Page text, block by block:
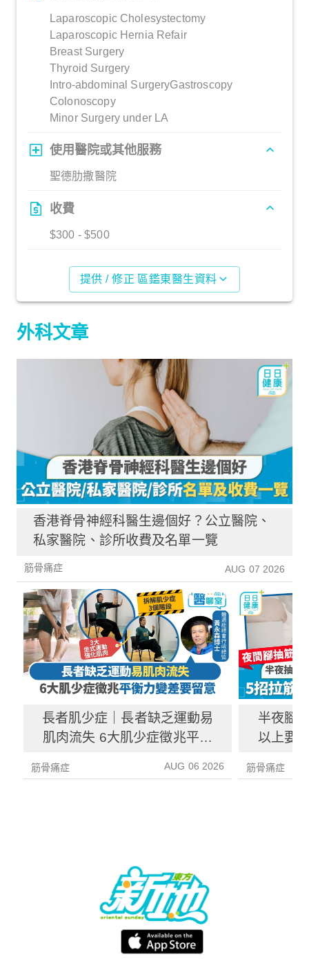
Laparoscopic Cholesystectomy
Laparoscopic Hernia Refair
Breast Surgery
Thyroid Surgery
Intro-abdominal SurgeryGastroscopy
Colonoscopy
Minor Surgery under LA
使用醫院或其他服務
聖德肋撒醫院
收費
$300 - $500
提供 / 修正 區鑑東醫生資料
外科文章
香港脊骨神經科醫生邊個好？公立醫院、
私家醫院、診所收費及名單一覽
筋骨痛症 AUG 07 2026
長者肌少症｜長者缺乏運動易
肌肉流失 6大肌少症徵兆平衡
筋骨痛症 AUG 06 2026
半夜腳
以上要
筋骨痛症